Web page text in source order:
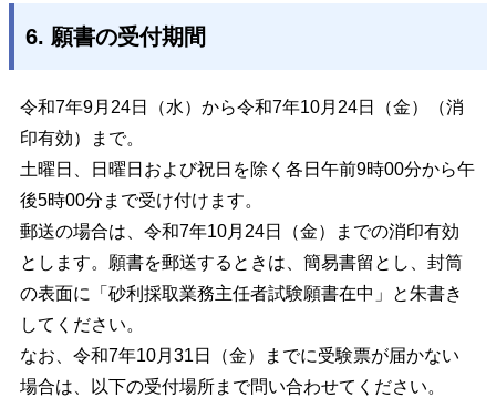
6. 願書の受付期間
令和7年9月24日（水）から令和7年10月24日（金）（消
印有効）まで。
土曜日、日曜日および祝日を除く各日午前9時00分から午
後5時00分まで受け付けます。
郵送の場合は、令和7年10月24日（金）までの消印有効
とします。願書を郵送するときは、簡易書留とし、封筒
の表面に「砂利採取業務主任者試験願書在中」と朱書き
してください。
なお、令和7年10月31日（金）までに受験票が届かない
場合は、以下の受付場所まで問い合わせてください。